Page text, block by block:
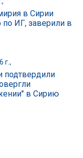
в Сирии
по ИГ, заверили в
г.,
подтвердили
в Сирию